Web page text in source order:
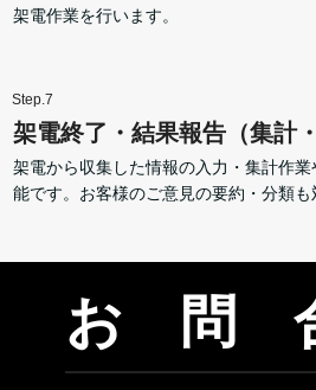
架電作業を行います。
Step.7
架電終了・結果報告（集計
架電から収集した情報の入力・集計作
能です。お客様のご意見の要約・分類も
お 問